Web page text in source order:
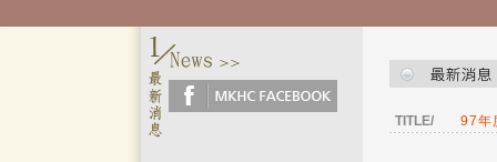
TITLE/ 97年